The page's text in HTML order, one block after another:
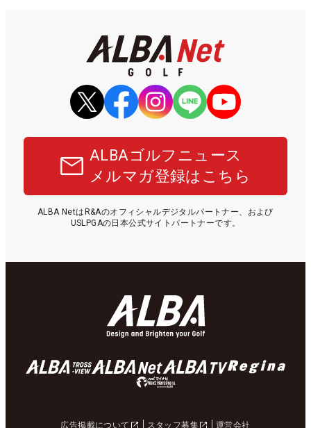
ALBAゴルフニュース
メルマガ登録はこちら
ALBA NetはR&Aのオフィシャルデジタルパートナー、および
USLPGAの日本公式サイトパートナーです。
広告掲載について スタッフ募集 運営会社